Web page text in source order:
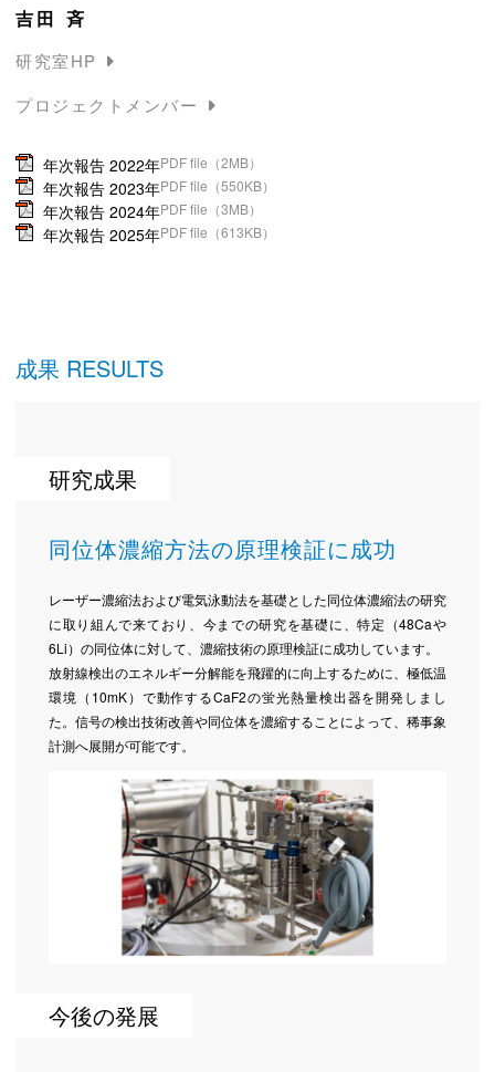
吉田 斉
研究室HP
プロジェクトメンバー
年次報告 2022年PDF file（2MB）
年次報告 2023年PDF file（550KB）
年次報告 2024年PDF file（3MB）
年次報告 2025年PDF file（613KB）
成果 RESULTS
研究成果
同位体濃縮方法の原理検証に成功
レーザー濃縮法および電気泳動法を基礎とした同位体濃縮法の研究
に取り組んで来ており、今までの研究を基礎に、特定（48Caや
6Li）の同位体に対して、濃縮技術の原理検証に成功しています。
放射線検出のエネルギー分解能を飛躍的に向上するために、極低温
環境（10mK）で動作するCaF2の蛍光熱量検出器を開発しまし
た。信号の検出技術改善や同位体を濃縮することによって、稀事象
計測へ展開が可能です。
今後の発展